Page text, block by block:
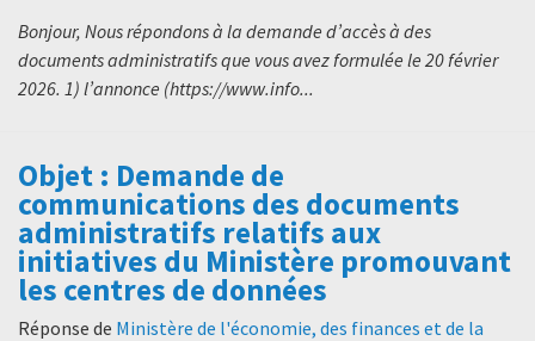
Bonjour, Nous répondons à la demande d’accès à des
documents administratifs que vous avez formulée le 20 février
2026. 1) l’annonce (https://www.info...
Objet : Demande de
communications des documents
administratifs relatifs aux
initiatives du Ministère promouvant
les centres de données
Réponse de Ministère de l'économie, des finances et de la